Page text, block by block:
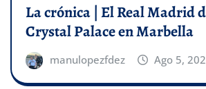
La crónica | El Real Madrid
Crystal Palace en Marbella
manulopezfdez Ago 5,